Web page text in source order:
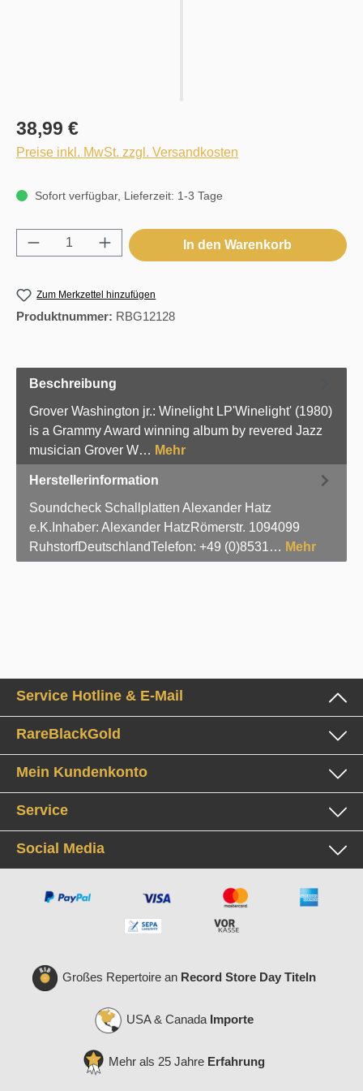
38,99 €
Preise inkl. MwSt. zzgl. Versandkosten
Sofort verfügbar, Lieferzeit: 1-3 Tage
Produkt Anzahl: Gib den gewünschten
In den Warenkorb
Zum Merkzettel hinzufügen
Produktnummer: RBG12128
Beschreibung
Grover Washington jr.: Winelight LP'Winelight' (1980)
is a Grammy Award winning album by revered Jazz
musician Grover W… Mehr
Herstellerinformation
Soundcheck Schallplatten Alexander Hatz
e.K.Inhaber: Alexander HatzRömerstr. 1094099
RuhstorfDeutschlandTelefon: +49 (0)8531… Mehr
Service Hotline & E-Mail
RareBlackGold
Mein Kundenkonto
Service
Social Media
Großes Repertoire an Record Store Day Titeln
USA & Canada Importe
Mehr als 25 Jahre Erfahrung